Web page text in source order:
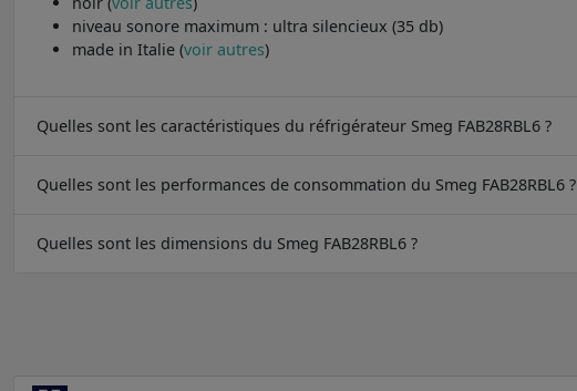
niveau sonore maximum : ultra silencieux (35 db)
made in Italie (voir autres)
Quelles sont les caractéristiques du réfrigérateur Smeg FAB28RBL6 ?
Quelles sont les performances de consommation du Smeg FAB28RBL6 ?
Quelles sont les dimensions du Smeg FAB28RBL6 ?